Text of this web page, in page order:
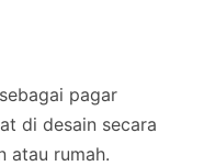
pagar
di desain secara
atau rumah.